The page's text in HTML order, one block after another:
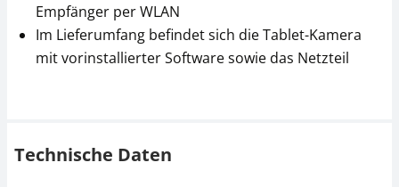
Empfänger per WLAN
Im Lieferumfang befindet sich die Tablet-Kamera
mit vorinstallierter Software sowie das Netzteil
Technische Daten